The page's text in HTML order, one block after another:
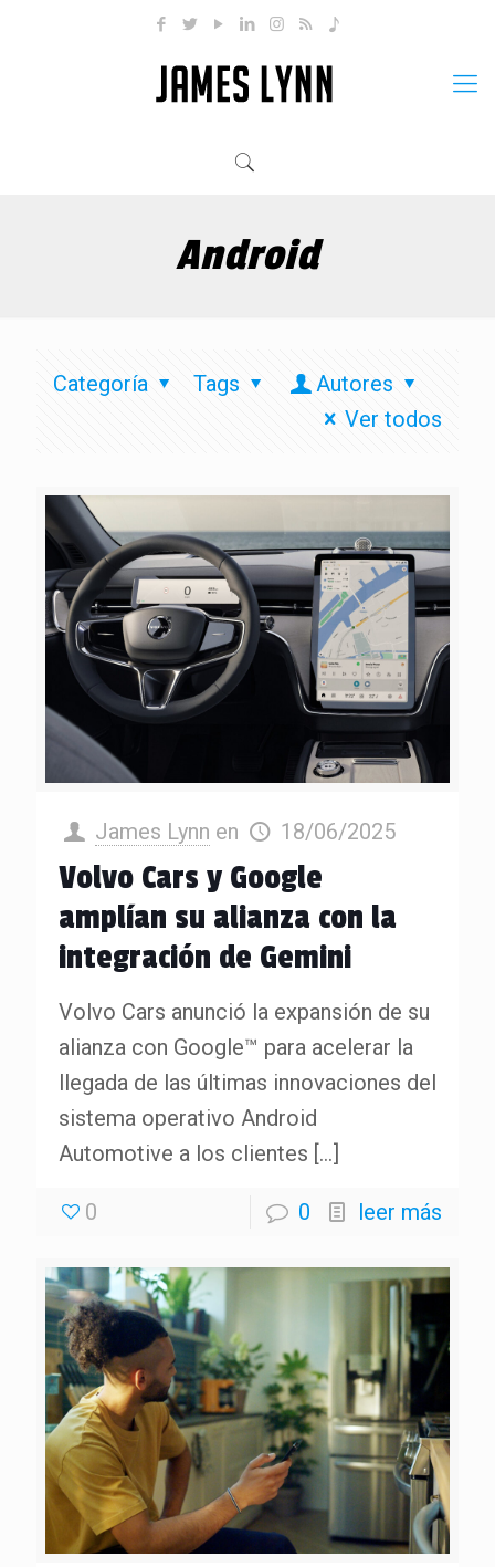
Android
Categoría Tags
Autores
Ver todos
James Lynn en 18/06/2025
Volvo Cars y Google
amplían su alianza con la
integración de Gemini
Volvo Cars anunció la expansión de su
alianza con Google™ para acelerar la
llegada de las últimas innovaciones del
sistema operativo Android
Automotive a los clientes […]
0 0 leer más